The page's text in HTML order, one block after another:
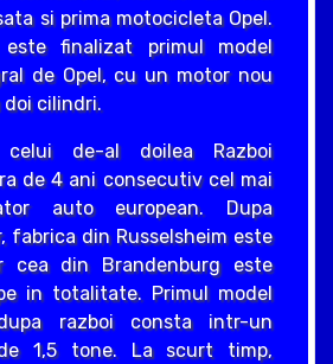
si prima motocicleta Opel.
finalizat primul model
de Opel, cu un motor nou
doi cilindri.
de-al doilea Razboi
de 4 ani consecutiv cel mai
auto european. Dupa
fabrica din Russelsheim este
cea din Brandenburg este
in totalitate. Primul model
razboi consta intr-un
1,5 tone. La scurt timp,